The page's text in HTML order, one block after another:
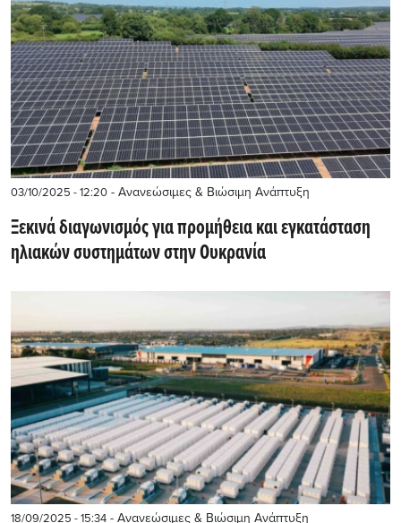
03/10/2025 - 12:20 - Ανανεώσιμες & Βιώσιμη Ανάπτυξη
Ξεκινά διαγωνισμός για προμήθεια και εγκατάσταση
ηλιακών συστημάτων στην Ουκρανία
18/09/2025 - 15:34 - Ανανεώσιμες & Βιώσιμη Ανάπτυξη